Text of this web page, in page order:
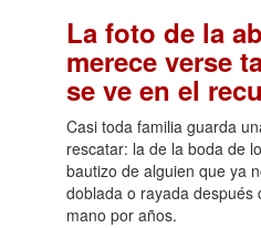
La foto de la
merece verse
se ve en el
Casi toda familia guarda
rescatar: la de la boda de
bautizo de alguien que ya
doblada o rayada después
mano por años.